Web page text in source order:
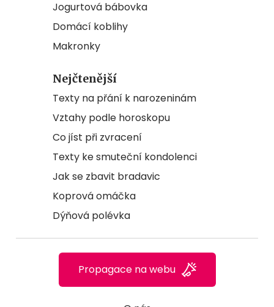
Jogurtová bábovka
Domácí koblihy
Makronky
Nejčtenější
Texty na přání k narozeninám
Vztahy podle horoskopu
Co jíst při zvracení
Texty ke smuteční kondolenci
Jak se zbavit bradavic
Koprová omáčka
Dýňová polévka
Propagace na webu